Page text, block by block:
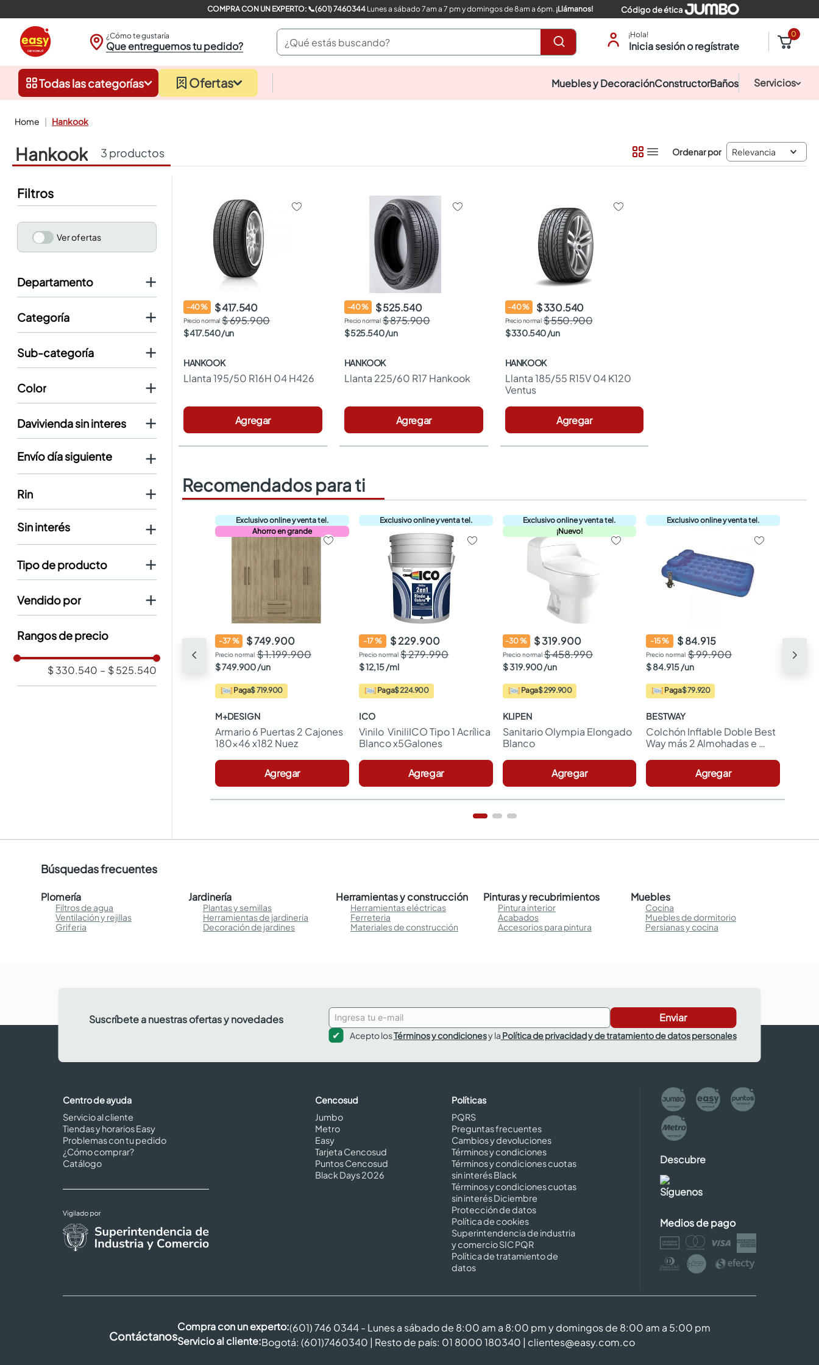
COMPRA CON UN EXPERTO: 📞(601) 7460344Lunes a sábado 7am a 7 pm y domingos de 8am a 6pm. ¡Llámanos! Código de ética
¿Cómo te gustaría
Que entreguemos tu pedido?
¿Qué estás buscando? ¡Hola!
Inicia sesión o regístrate
0
Todas las categorías Ofertas Muebles y DecoraciónConstructorBaños Servicios
hankook
hankook 3 productos Relevancia
Filtros
departamento
categoría
sub-categoría
color
davivienda sin interes
rin
16"
tipo de producto
vendido por
rangos de precio
$ 330.540 – $ 525.540
-40%
$ 417.540
$ 695.900
$417.540/un
HANKOOK
Llanta 195/50 R16H 04 H426
Agregar
-40%
$ 525.540
$ 875.900
$525.540/un
HANKOOK
Llanta 225/60 R17 Hankook
Agregar
-40%
$ 330.540
$ 550.900
$330.540/un
HANKOOK
Llanta 185/55 R15V 04 K120
Ventus
Agregar
Recomendados para ti
Ahorro en grande
-37%
$ 749.900
$ 1.199.900
$749.900/un
Paga$ 719.900
M+DESIGN
Armario 6 Puertas 2 Cajones
180x46 x182 Nuez
Agregar
-17%
$ 229.900
$ 279.990
$12,15/ml
Paga$ 224.900
ICO
Vinilo  ViniliICO Tipo 1 Acrílica
Blanco x5Galones
Agregar
¡Nuevo!
-30%
$ 319.900
$ 458.990
$319.900/un
Paga$ 299.900
KLIPEN
Sanitario Olympia Elongado
Blanco
Agregar
-15%
$ 84.915
$ 99.900
$84.915/un
Paga$ 79.920
BESTWAY
Colchón Inflable Doble Best
Way más 2 Almohadas e
Agregar
Búsquedas frecuentes
Plomería
Filtros de agua
Ventilación y rejillas
Griferia
Jardinería
Plantas y semillas
Herramientas de jardineria
Decoración de jardines
Herramientas y construcción
Herramientas eléctricas
Ferreteria
Materiales de construcción
Pinturas y recubrimientos
Pintura interior
Acabados
Accesorios para pintura
Muebles
Cocina
Muebles de dormitorio
Persianas y cocina
Suscríbete a nuestras ofertas y novedades Enviar
Acepto losTérminos y condicionesy la Política de privacidad y de tratamiento de datos personales
Centro de ayuda
Servicio al cliente
Tiendas y horarios Easy
Problemas con tu pedido
¿Cómo comprar?
Catálogo
Cencosud
Jumbo
Metro
Easy
Tarjeta Cencosud
Puntos Cencosud
Black Days 2026
Políticas
PQRS
Preguntas frecuentes
Cambios y devoluciones
Términos y condiciones
Términos y condiciones cuotas
sin interés Black
Términos y condiciones cuotas
sin interés Diciembre
Protección de datos
Política de cookies
Superintendencia de industria
y comercio SIC PQR
Política de tratamiento de
datos
Descubre
Síguenos
Medios de pago
Contáctanos
Compra con un experto:(601) 746 0344 - Lunes a sábado de 8:00 am a 8:00 pm y domingos de 8:00 am a 5:00 pm
Servicio al cliente:Bogotá: (601)7460340 | Resto de país: 01 8000 180340 | clientes@easy.com.co
closet
comedores